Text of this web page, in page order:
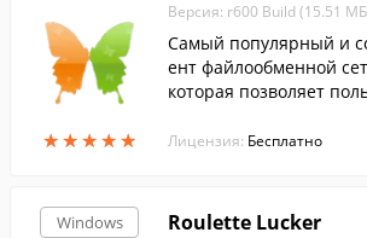
★★★★★
★★★★★
Версия: r600 Build (15.51
Самый популярный и
ент файлообменной
которая позволяет
Лицензия: Бесплатно
Windows Roulette Lucker